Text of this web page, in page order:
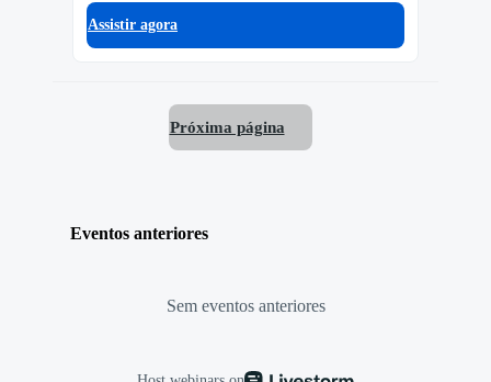
Assistir agora
Próxima página
Eventos anteriores
Sem eventos anteriores